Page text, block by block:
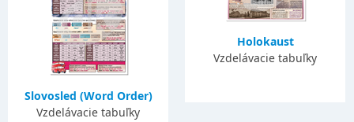
Slovosled (Word Order)
Vzdelávacie tabuľky
Holokaust
Vzdelávacie tabuľky